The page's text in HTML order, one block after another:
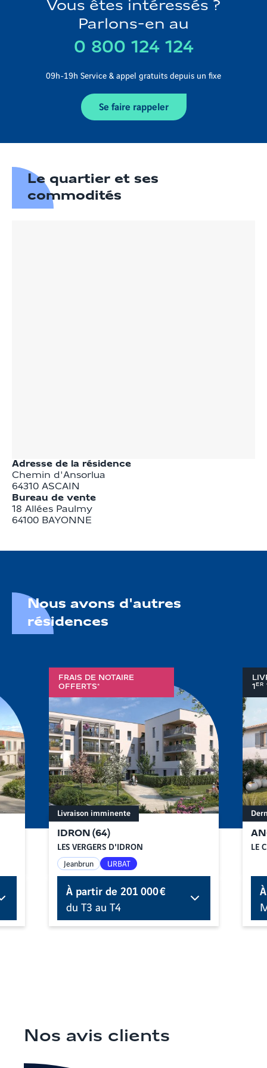
Vous êtes intéressés ?
Parlons-en au
0 800 124 124
09h-19h Service & appel gratuits depuis un fixe
Se faire rappeler
Le quartier et ses
commodités
Adresse de la résidence
Chemin d'Ansorlua
64310 ASCAIN
Bureau de vente
18 Allées Paulmy
64100 BAYONNE
Nous avons d'autres
résidences
FRAIS DE NOTAIRE
OFFERTS*
IDRON (64)
LES VERGERS D'IDRON
Livraison imminente
Jeanbrun URBAT
À partir de201 000 €
du T3 au T4
1 ER
LE
Nos avis clients